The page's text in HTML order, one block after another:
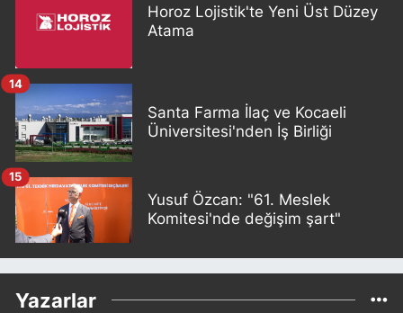
Horoz Lojistik'te Yeni Üst Düzey
Atama
Santa Farma İlaç ve Kocaeli
Üniversitesi'nden İş Birliği
14
Yusuf Özcan: "61. Meslek
Komitesi'nde değişim şart"
15
Yazarlar